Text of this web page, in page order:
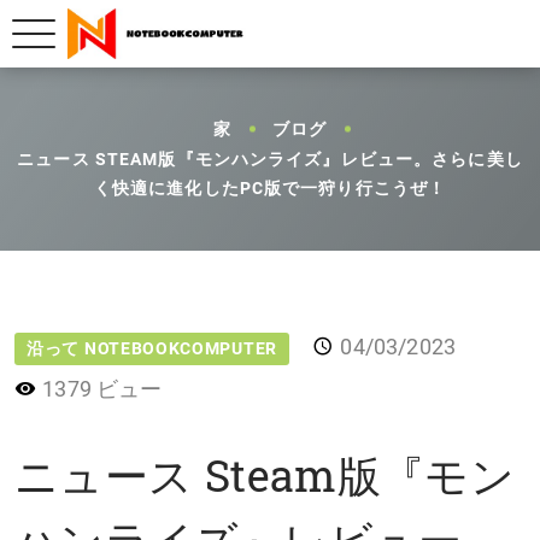
家
ブログ
ニュース STEAM版『モンハンライズ』レビュー。さらに美し
く快適に進化したPC版で一狩り行こうぜ！
沿って NOTEBOOKCOMPUTER
04/03/2023
1379 ビュー
ニュース Steam版『モン